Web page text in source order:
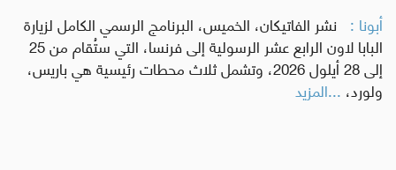
أبونا : نشر الفاتيكان، الخميس، البرنامج الرسمي الكامل لزيارة
البابا لاون الرابع عشر الرسولية إلى فرنسا، التي ستُقام من 25
إلى 28 أيلول 2026، وتشمل ثلاث محطات رئيسية هي باريس،
ولورد، ...المزيد